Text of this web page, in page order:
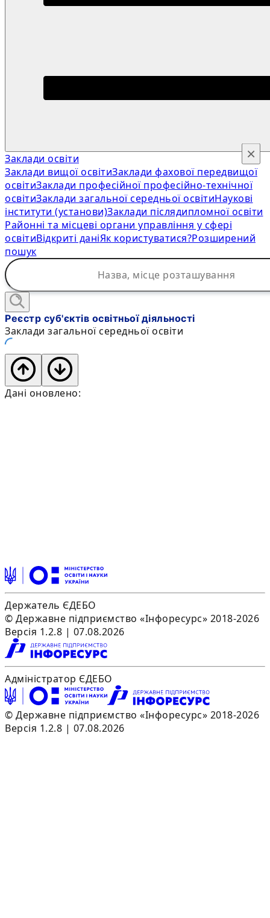
Заклади освіти
Заклади вищої освітиЗаклади фахової передвищої
освітиЗаклади професійної професійно-технічної
освітиЗаклади загальної середньої освітиНаукові
інститути (установи)Заклади післядипломної освіти
Районні та місцеві органи управління у сфері
освітиВідкриті даніЯк користуватися?Розширений
пошук
×
Реєстр суб'єктів освітньої діяльності
Заклади загальної середньої освіти
Дані оновлено:
Держатель ЄДЕБО
© Державне підприємство «Інфоресурс» 2018-2026
Версія 1.2.8 | 07.08.2026
Адміністратор ЄДЕБО
© Державне підприємство «Інфоресурс» 2018-2026
Версія 1.2.8 | 07.08.2026